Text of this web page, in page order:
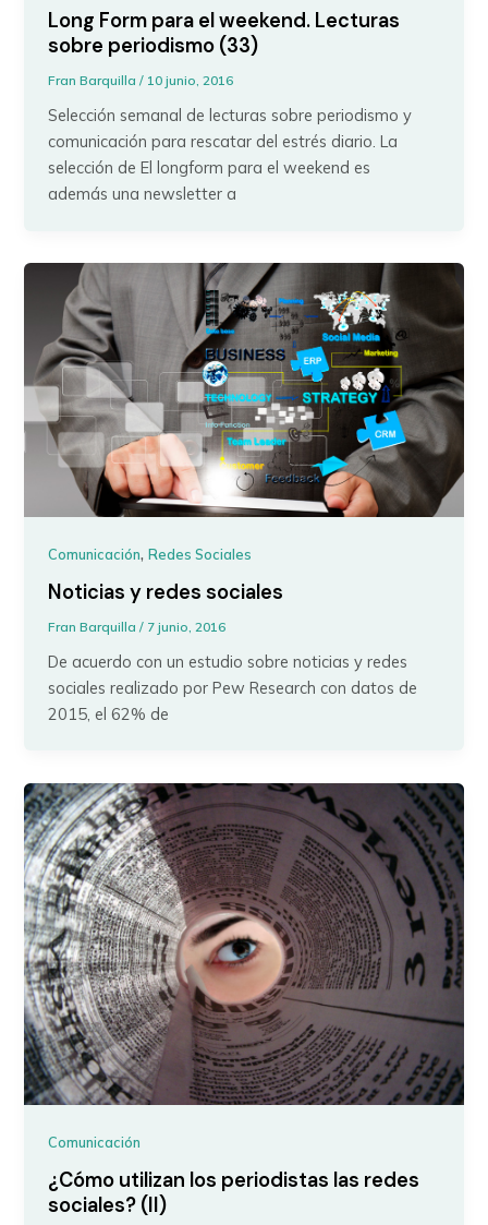
Long Form para el weekend. Lecturas
sobre periodismo (33)
Fran Barquilla/ 10 junio, 2016
Selección semanal de lecturas sobre periodismo y
comunicación para rescatar del estrés diario. La
selección de El longform para el weekend es
además una newsletter a
Comunicación,Redes Sociales
Noticias y redes sociales
Fran Barquilla/ 7 junio, 2016
De acuerdo con un estudio sobre noticias y redes
sociales realizado por Pew Research con datos de
2015, el 62% de
Comunicación
¿Cómo utilizan los periodistas las redes
sociales? (II)